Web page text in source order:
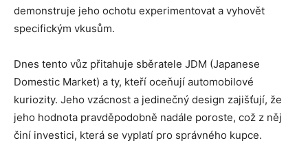
demonstruje jeho ochotu experimentovat a vyhovět
specifickým vkusům.
Dnes tento vůz přitahuje sběratele JDM (Japanese
Domestic Market) a ty, kteří oceňují automobilové
kuriozity. Jeho vzácnost a jedinečný design zajišťují, že
jeho hodnota pravděpodobně nadále poroste, což z něj
činí investici, která se vyplatí pro správného kupce.